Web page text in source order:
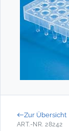
Zur Übersicht
ART.-NR. 28242